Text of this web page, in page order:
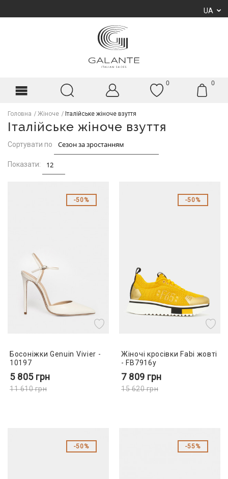
UA
0 0
Головна Жіноче Італійське жіноче взуття
Італійське жіноче взуття
Сортувати по
Показати:
50%
Босоніжки Genuin Vivier -
10197
5 805 грн
11 610грн
50%
Жіночі кросівки Fabi жовті
- FB7916y
7 809 грн
15 620грн
50% 55%